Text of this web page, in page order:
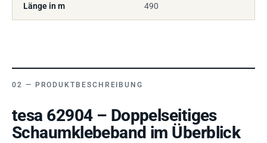
Länge in m 490
PRODUKTBESCHREIBUNG
tesa 62904 – Doppelseitiges
Schaumklebeband im Überblick